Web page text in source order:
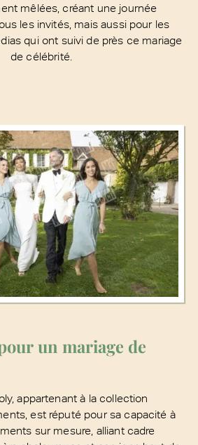
mêlées, créant une journée
les invités, mais aussi pour les
qui ont suivi de près ce mariage
de célébrité.
un mariage de
appartenant à la collection
est réputé pour sa capacité à
sur mesure, alliant cadre